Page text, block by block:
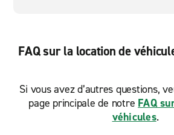
FAQ sur la location de
Si vous avez d’autres questions,
page principale de notre FAQ
véhicules.